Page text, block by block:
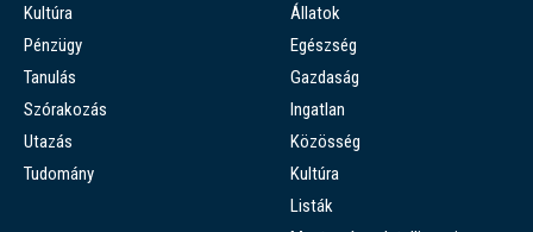
Kultúra
Pénzügy
Tanulás
Szórakozás
Utazás
Tudomány
Állatok
Egészség
Gazdaság
Ingatlan
Közösség
Kultúra
Listák